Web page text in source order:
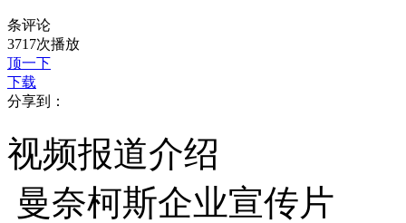
条评论
3717次播放
顶一下
下载
分享到：
视频报道介绍
曼奈柯斯企业宣传片